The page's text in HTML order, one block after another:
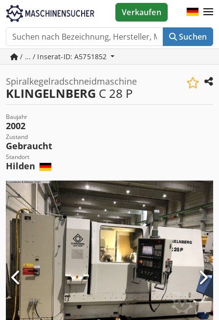
Suchen
Verkaufen
/ ... / Inserat-ID: A5751852
Spiralkegelradschneidmaschine
KLINGELNBERG C 28 P
Baujahr
2002
Zustand
Gebraucht
Standort
Hilden